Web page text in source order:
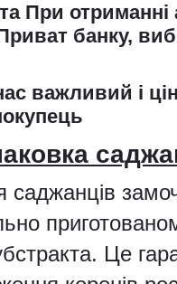
При отриманні
банку,
важливий і
саджанців
Це